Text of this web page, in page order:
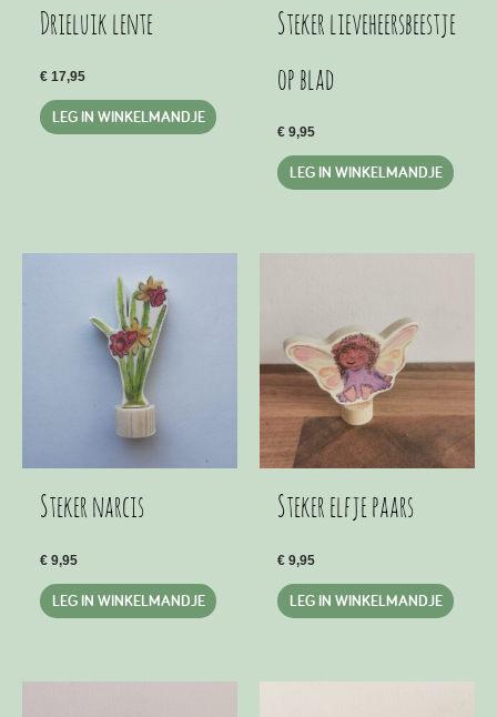
Drieluik lente
€ 17,95
LEG IN WINKELMANDJE
Steker lieveheersbeestje
op blad
€ 9,95
LEG IN WINKELMANDJE
Steker narcis
€ 9,95
LEG IN WINKELMANDJE
Steker elfje paars
€ 9,95
LEG IN WINKELMANDJE